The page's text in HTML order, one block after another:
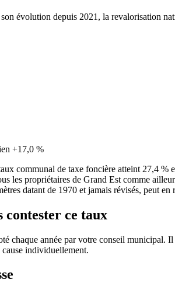
évolution depuis 2021, la revalorisation
+17,0 %
communal de taxe foncière atteint 27,4
les propriétaires de Grand Est comme
datant de 1970 et jamais révisés, peut
contester ce taux
chaque année par votre conseil municipal.
cause individuellement.